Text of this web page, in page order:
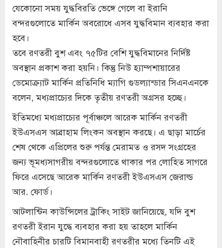
যেকোনো সময় যুদ্ধবিরতি ভেঙ্গে গেলে বা ইরানি
বন্দরগুলোতে মার্কিন অবরোধে এসব যুদ্ধবিমান ব্যবহার করা
হবে।
তবে রণতরী বুশ এবং ৭৫টির বেশি যুদ্ধবিমানের নির্দিষ্ট
অবস্থান প্রকাশ করা হয়নি। কিন্তু নিউ হ্যাম্পশায়ারের
ডেমোক্র্যাট মার্কিন প্রতিনিধি ম্যাগি গুডল্যান্ডার সিএনএনকে
বলেন, মধ্যপ্রাচ্যের দিকে তৃতীয় রণতরী অগ্রসর হচ্ছে।
ইতিমধ্যে মধ্যপ্রাচ্যের পূর্বাঞ্চলে আরেক মার্কিন রণতরী
ইউএসএস আব্রাহাম লিংকন অবস্থান করছে। এ ছাড়া মার্চের
শেষ থেকে এপ্রিলের শুরু পর্যন্ত মেরামত ও রসদ সংগ্রহের
জন্য ভূমধ্যসাগরীয় বন্দরগুলোতে থাকার পর লোহিত সাগরে
ফিরে এসেছে আরেক মার্কিন রণতরী ইউএসএস জেরাল্ড
আর. ফোর্ড।
আটলান্টিন কাউন্সিলের ট্রাকিং সাইট জানিয়েছে, যদি বুশ
রণতরী ইরান যুদ্ধে ব্যবহার করা হয় তাহলে মার্কিন
নৌবাহিনীর চারটি বিমানবাহী রণতরীর মধ্যে তিনটি এই